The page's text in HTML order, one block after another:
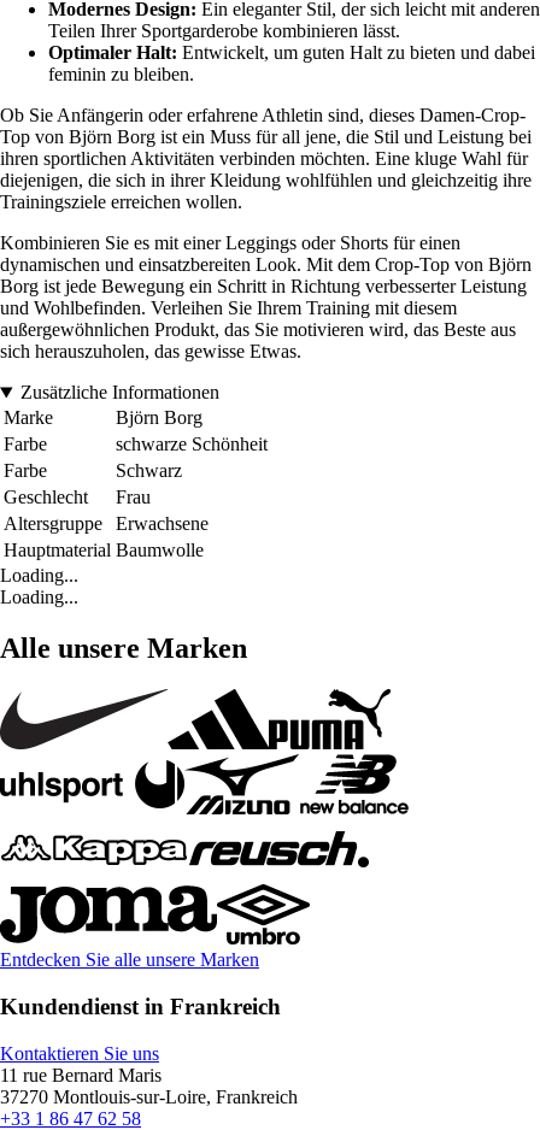
Modernes Design: Ein eleganter Stil, der sich leicht mit anderen
Teilen Ihrer Sportgarderobe kombinieren lässt.
Optimaler Halt: Entwickelt, um guten Halt zu bieten und dabei
feminin zu bleiben.
Ob Sie Anfängerin oder erfahrene Athletin sind, dieses Damen-Crop-
Top von Björn Borg ist ein Muss für all jene, die Stil und Leistung bei
ihren sportlichen Aktivitäten verbinden möchten. Eine kluge Wahl für
diejenigen, die sich in ihrer Kleidung wohlfühlen und gleichzeitig ihre
Trainingsziele erreichen wollen.
Kombinieren Sie es mit einer Leggings oder Shorts für einen
dynamischen und einsatzbereiten Look. Mit dem Crop-Top von Björn
Borg ist jede Bewegung ein Schritt in Richtung verbesserter Leistung
und Wohlbefinden. Verleihen Sie Ihrem Training mit diesem
außergewöhnlichen Produkt, das Sie motivieren wird, das Beste aus
sich herauszuholen, das gewisse Etwas.
Zusätzliche Informationen
Marke
Björn Borg
Farbe
schwarze Schönheit
Farbe
Schwarz
Geschlecht
Frau
Altersgruppe
Erwachsene
Hauptmaterial Baumwolle
Loading...
Loading...
Alle unsere Marken
Entdecken Sie alle unsere Marken
Kundendienst in Frankreich
Kontaktieren Sie uns
11 rue Bernard Maris
37270 Montlouis-sur-Loire, Frankreich
+33 1 86 47 62 58